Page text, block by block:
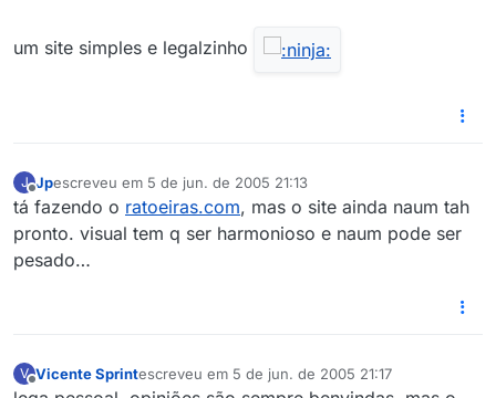
um site simples e legalzinho
J
Offline
Jpescreveu em 5 de jun. de 2005 21:13
última edição por
tá fazendo o ratoeiras.com, mas o site ainda naum tah
pronto. visual tem q ser harmonioso e naum pode ser
pesado…
V Vicente Sprintescreveu em 5 de jun. de 2005 21:17
última edição por